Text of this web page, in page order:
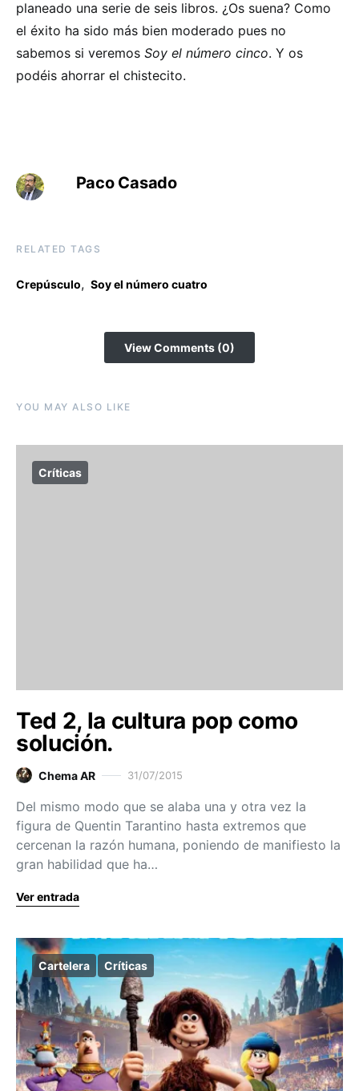
planeado una serie de seis libros. ¿Os suena? Como
el éxito ha sido más bien moderado pues no
sabemos si veremos Soy el número cinco. Y os
podéis ahorrar el chistecito.
Paco Casado
RELATED TAGS
Crepúsculo, Soy el número cuatro
View Comments (0)
YOU MAY ALSO LIKE
Críticas
Ted 2, la cultura pop como
solución.
Chema AR 31/07/2015
Del mismo modo que se alaba una y otra vez la
figura de Quentin Tarantino hasta extremos que
cercenan la razón humana, poniendo de manifiesto la
gran habilidad que ha…
Ver entrada
Cartelera Críticas